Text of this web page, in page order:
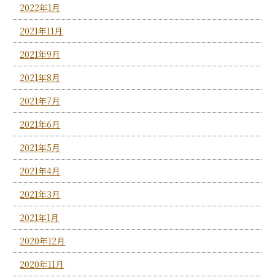
2022年1月
2021年11月
2021年9月
2021年8月
2021年7月
2021年6月
2021年5月
2021年4月
2021年3月
2021年1月
2020年12月
2020年11月